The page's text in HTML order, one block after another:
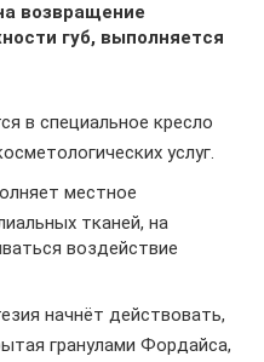
возвращение
губ, выполняется
в специальное кресло
услуг.
местное
тканей, на
воздействие
начнёт действовать,
гранулами Фордайса,